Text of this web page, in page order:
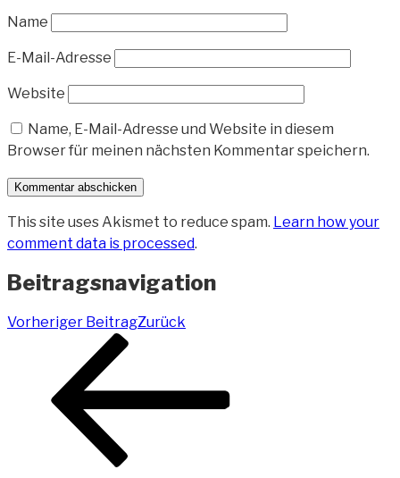
Name
E-Mail-Adresse
Website
Name, E-Mail-Adresse und Website in diesem
Browser für meinen nächsten Kommentar speichern.
This site uses Akismet to reduce spam. Learn how your
comment data is processed.
Beitragsnavigation
Vorheriger BeitragZurück